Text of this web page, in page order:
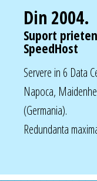
Din 2004.
Suport
SpeedHost
Servere in 6 Data
Napoca,
(Germania).
Redundanta